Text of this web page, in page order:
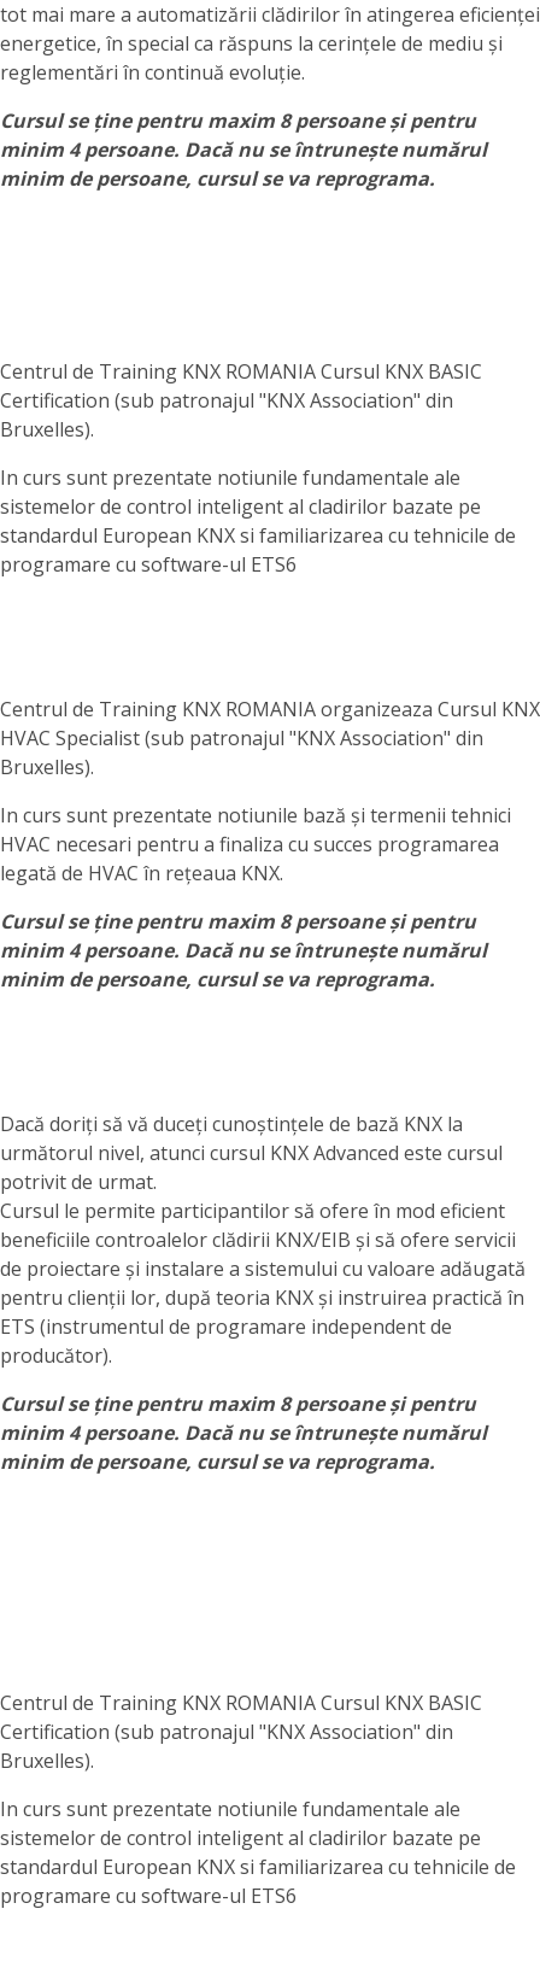
tot mai mare a automatizării clădirilor în atingerea eficienței
energetice, în special ca răspuns la cerințele de mediu și
reglementări în continuă evoluție.
Cursul se ține pentru maxim 8 persoane și pentru
minim 4 persoane. Dacă nu se întrunește numărul
minim de persoane, cursul se va reprograma.
Centrul de Training KNX ROMANIA Cursul KNX BASIC
Certification (sub patronajul "KNX Association" din
Bruxelles).
In curs sunt prezentate notiunile fundamentale ale
sistemelor de control inteligent al cladirilor bazate pe
standardul European KNX si familiarizarea cu tehnicile de
programare cu software-ul ETS6
Centrul de Training KNX ROMANIA organizeaza Cursul KNX
HVAC Specialist (sub patronajul "KNX Association" din
Bruxelles).
In curs sunt prezentate notiunile bază și termenii tehnici
HVAC necesari pentru a finaliza cu succes programarea
legată de HVAC în rețeaua KNX.
Cursul se ține pentru maxim 8 persoane și pentru
minim 4 persoane. Dacă nu se întrunește numărul
minim de persoane, cursul se va reprograma.
Dacă doriți să vă duceți cunoștințele de bază KNX la
următorul nivel, atunci cursul KNX Advanced este cursul
potrivit de urmat.
Cursul le permite participantilor să ofere în mod eficient
beneficiile controalelor clădirii KNX/EIB și să ofere servicii
de proiectare și instalare a sistemului cu valoare adăugată
pentru clienții lor, după teoria KNX și instruirea practică în
ETS (instrumentul de programare independent de
producător).
Cursul se ține pentru maxim 8 persoane și pentru
minim 4 persoane. Dacă nu se întrunește numărul
minim de persoane, cursul se va reprograma.
Centrul de Training KNX ROMANIA Cursul KNX BASIC
Certification (sub patronajul "KNX Association" din
Bruxelles).
In curs sunt prezentate notiunile fundamentale ale
sistemelor de control inteligent al cladirilor bazate pe
standardul European KNX si familiarizarea cu tehnicile de
programare cu software-ul ETS6